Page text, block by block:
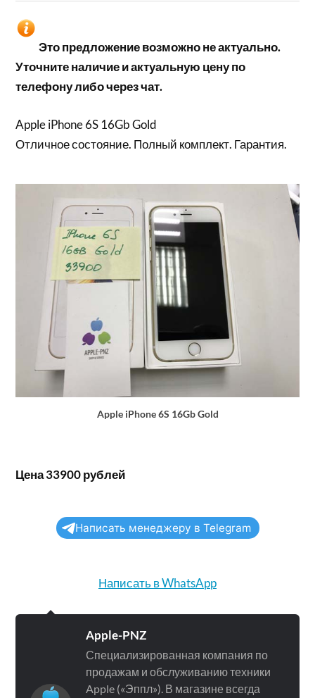
Это предложение возможно не актуально.
Уточните наличие и актуальную цену по
телефону либо через чат.
Apple iPhone 6S 16Gb Gold
Отличное состояние. Полный комплект. Гарантия.
Apple iPhone 6S 16Gb Gold
Цена 33900 рублей
Написать менеджеру в Telegram
Написать в WhatsApp
Apple-PNZ
Специализированная компания по
продажам и обслуживанию техники
Apple («Эппл»). В магазине всегда